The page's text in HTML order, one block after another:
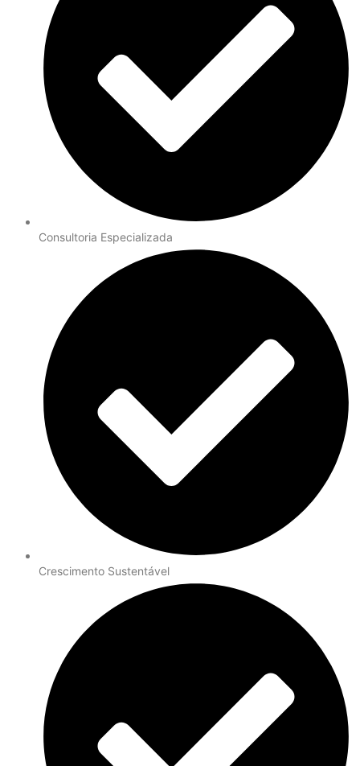
Consultoria Especializada
Crescimento Sustentável